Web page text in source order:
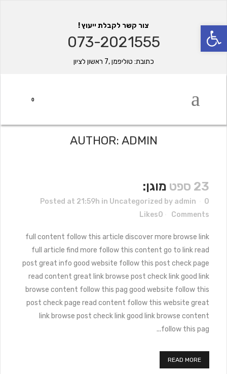
צור קשר לקבלת ייעוץ !
073-2021555
כתובת: טוליפמן ,7 ראשון לציון
0
AUTHOR: ADMIN
23 ספט מוגן:
Posted at 21:59h in Uncategorized by admin
0
Comments
0
Likes
full content follow this article discover more browse link
full article find more follow this content go to link read
post great info good website follow this post check page
read content great link browse post check link good link
browse content follow this pag good website follow this
post check page read content follow this website great
link browse post check link good link browse content
follow this pag...
READ MORE
פתח סרגל נגישות